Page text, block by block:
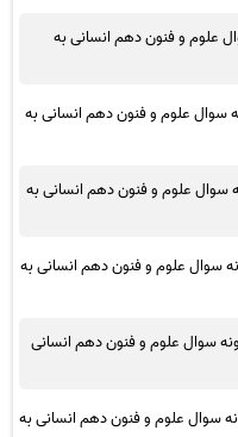
علوم و فنون دهم انسانی به
سوال علوم و فنون دهم انسانی به
سوال علوم و فنون دهم انسانی به
سوال علوم و فنون دهم انسانی به
سوال علوم و فنون دهم انسانی
سوال علوم و فنون دهم انسانی به